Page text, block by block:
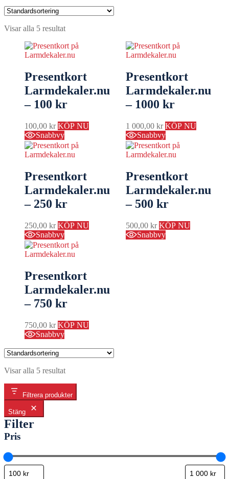
Visar alla 5 resultat
Presentkort
Larmdekaler.nu
– 100 kr
100,00 kr KÖP NU
Snabbvy
Presentkort
Larmdekaler.nu
– 1000 kr
1 000,00kr KÖP NU
Snabbvy
Presentkort
Larmdekaler.nu
– 250 kr
250,00 kr KÖP NU
Snabbvy
Presentkort
Larmdekaler.nu
– 500 kr
500,00kr KÖP NU
Snabbvy
Presentkort
Larmdekaler.nu
– 750 kr
750,00 kr KÖP NU
Snabbvy
Visar alla 5 resultat
Filtrera produkter
Stäng
Filter
Pris